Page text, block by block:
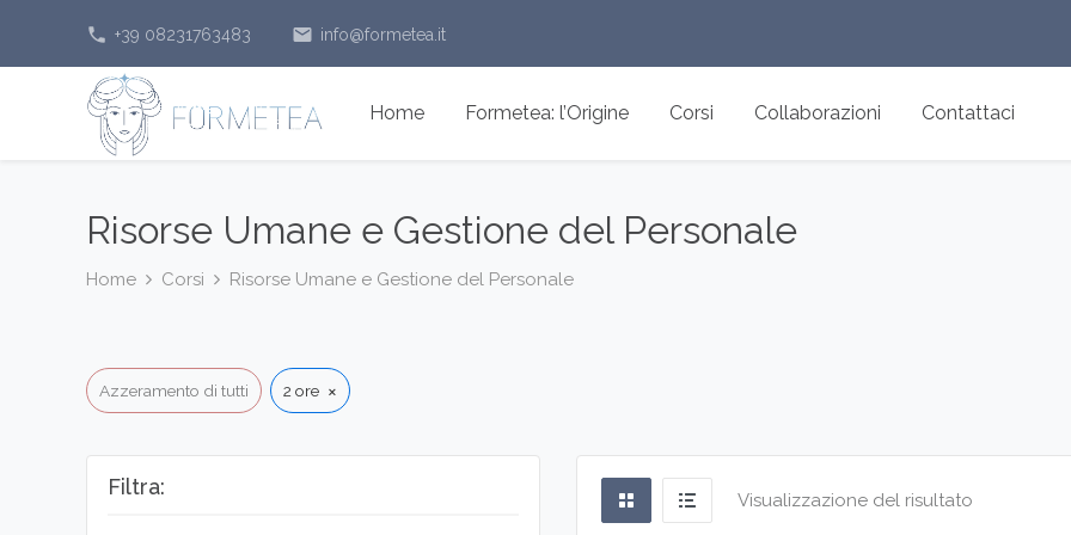
phone +39 08231763483 email info@formetea.it
Home Formetea: l’Origine Corsi Collaborazioni Contattaci
Risorse Umane e Gestione del Personale
Home Corsi Risorse Umane e Gestione del Personale
Azzeramento di tutti 2 ore ×
Visualizzazione del risultato
Filtra: